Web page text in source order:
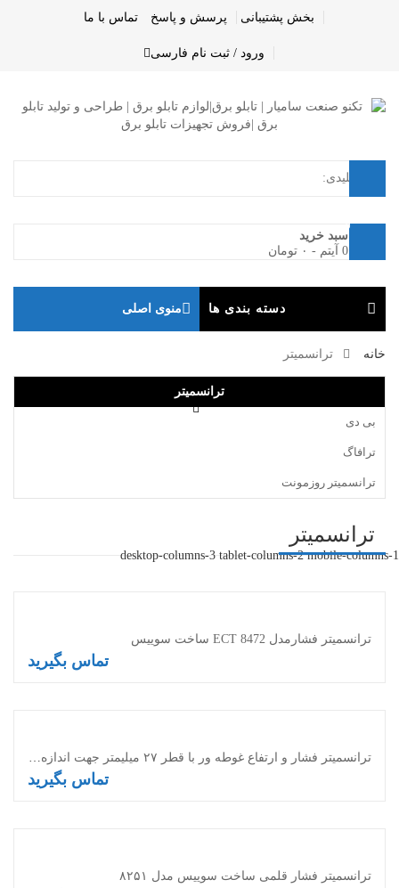
بخش پشتیبانی پرسش و پاسخ تماس با ما
ورود / ثبت نام فارسی
سبد خرید
0 آیتم
- ۰ تومان
0
دسته بندی ها منوی اصلی
خانه ترانسمیتر
ترانسمیتر
بی دی
ترافاگ
ترانسمیتر روزمونت
ترانسمیتر
desktop-columns-3 tablet-columns-2 mobile-columns-1
ترانسمیتر فشار قلمی ساخت سوییس مدل ۸۲۵۱
ترانسمیتر فشار و ارتفاع غوطه ور با قطر ۲۷ میلیمتر جهت اندازه گیری ارتفاع مخازن
تماس بگیرید
ترانسمیتر فشارمدل ECT 8472 ساخت سوییس
تماس بگیرید